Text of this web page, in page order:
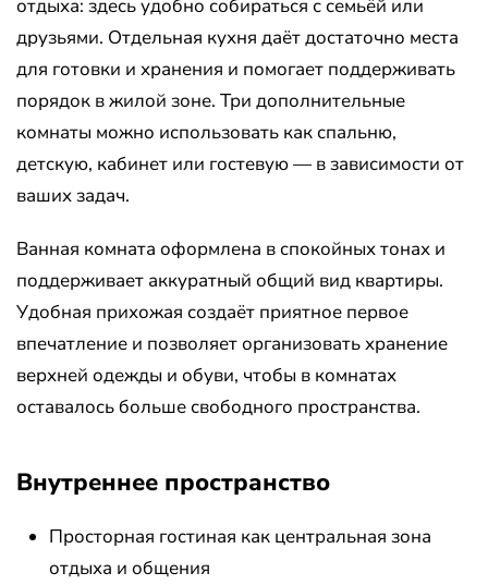
отдыха: здесь удобно собираться с семьёй или
друзьями. Отдельная кухня даёт достаточно места
для готовки и хранения и помогает поддерживать
порядок в жилой зоне. Три дополнительные
комнаты можно использовать как спальню,
детскую, кабинет или гостевую — в зависимости от
ваших задач.
Ванная комната оформлена в спокойных тонах и
поддерживает аккуратный общий вид квартиры.
Удобная прихожая создаёт приятное первое
впечатление и позволяет организовать хранение
верхней одежды и обуви, чтобы в комнатах
оставалось больше свободного пространства.
Внутреннее пространство
Просторная гостиная как центральная зона
отдыха и общения